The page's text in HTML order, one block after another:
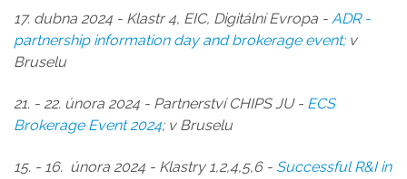
17. dubna 2024 - Klastr 4, EIC, Digitální Evropa - ADR -
partnership information day and brokerage event;v
Bruselu
21. - 22. února 2024 - Partnerství CHIPS JU - ECS
Brokerage Event 2024; v Bruselu
15. - 16. února 2024 - Klastry 1,2,4,5,6 - Successful R&I in